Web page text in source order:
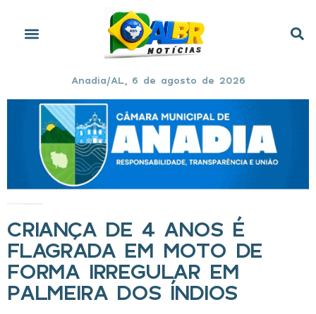
Anadia/AL, 6 de agosto de 2026
CRIANÇA DE 4 ANOS É
FLAGRADA EM MOTO DE
FORMA IRREGULAR EM
PALMEIRA DOS ÍNDIOS